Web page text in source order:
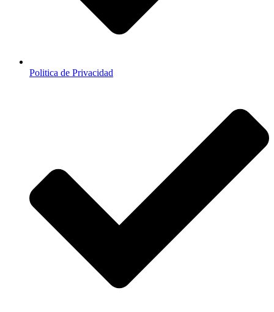
Politica de Privacidad